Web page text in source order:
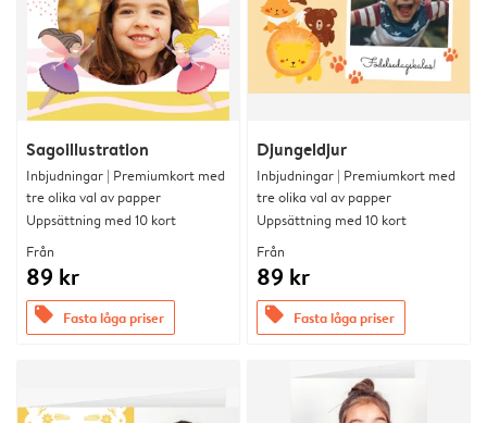
Sagoillustration
Inbjudningar | Premiumkort med
tre olika val av papper
Uppsättning med 10 kort
Från
89 kr
offers Fasta låga priser
Djungeldjur
Inbjudningar | Premiumkort med
tre olika val av papper
Uppsättning med 10 kort
Från
89 kr
offers Fasta låga priser